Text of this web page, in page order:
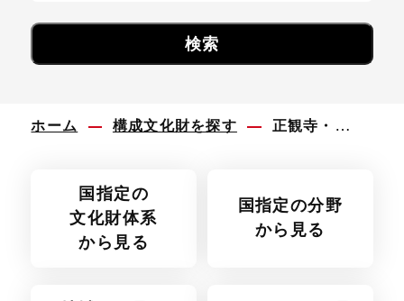
ホーム 構成文化財を探す 正観寺・菊池五山
国指定の
文化財体系
から見る
国指定の分野
から見る